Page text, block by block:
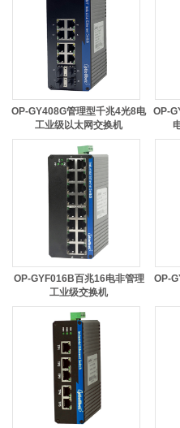
OP-GY408G管理型千兆4光8电
工业级以太网交换机
OP-
OP-GYF016B百兆16电非管理
工业级交换机
OP-